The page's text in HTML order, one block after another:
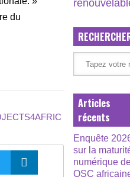
du
Articles
récents
Enquête
sur la
numérique
OSC